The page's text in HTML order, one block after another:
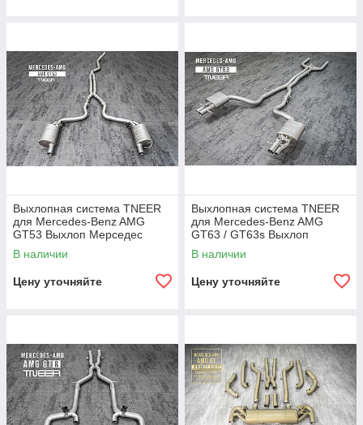
Выхлопная система TNEER
для Mercedes-Benz AMG
GT53 Выхлоп Мерседес
Мерс Амг
В наличии
Цену уточняйте
Выхлопная система TNEER
для Mercedes-Benz AMG
GT63 / GT63s Выхлоп
Мерседес Мерс Амг
В наличии
Цену уточняйте